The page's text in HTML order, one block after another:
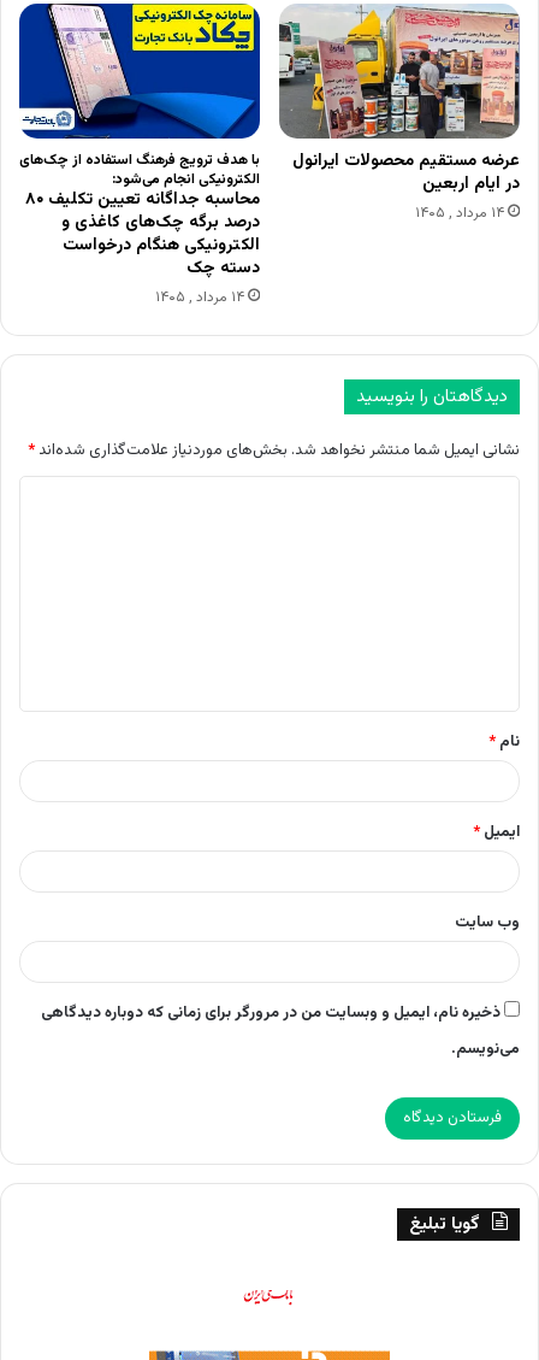
عرضه مستقیم محصولات ایرانول
در ایام اربعین
۱۴ مرداد , ۱۴۰۵
با هدف ترویج فرهنگ استفاده از چک‌های
الکترونیکی انجام می‌شود:
محاسبه جداگانه تعیین تکلیف ۸۰
درصد برگه چک‌های کاغذی و
الکترونیکی هنگام درخواست
دسته چک
۱۴ مرداد , ۱۴۰۵
دیدگاهتان را بنویسید
نشانی ایمیل شما منتشر نخواهد شد. بخش‌های موردنیاز علامت‌گذاری شده‌اند *
*
نام *
ایمیل *
وب‌ سایت
ذخیره نام، ایمیل و وبسایت من در مرورگر برای زمانی که دوباره دیدگاهی
می‌نویسم.
گویا تبلیغ